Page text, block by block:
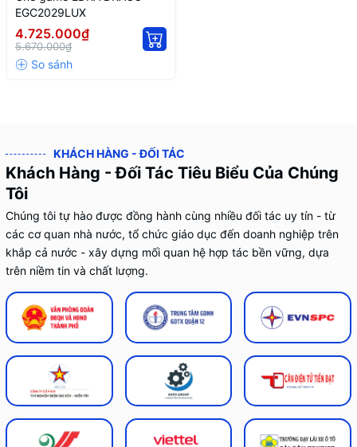
EGC2029LUX
4.725.000₫
5.670.000₫
KHÁCH HÀNG - ĐỐI TÁC
Khách Hàng - Đối Tác Tiêu Biểu Của Chúng
Tôi
Chúng tôi tự hào được đồng hành cùng nhiều đối tác uy tín - từ
các cơ quan nhà nước, tổ chức giáo dục đến doanh nghiệp trên
khắp cả nước - xây dựng mối quan hệ hợp tác bền vững, dựa
trên niềm tin và chất lượng.